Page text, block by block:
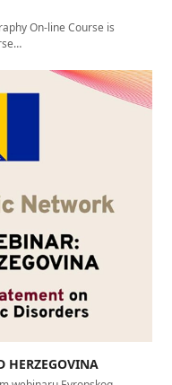
On-line Course is
HERZEGOVINA